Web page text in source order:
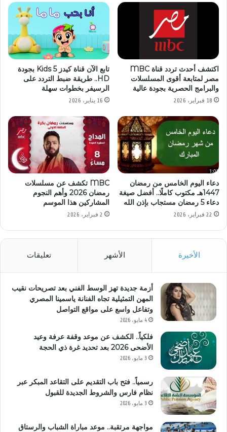
اكتشف أحدث تردد قناة MBC
مصر لمتابعة أقوى المسلسلات
والبرامج الحصرية بجودة عالية
18 فبراير، 2026
تابع الآن قناة كيدز 5 Kids بجودة
HD.. طريقة ضبط التردد على
الرسيفر بخطوات سهلة
16 يناير، 2026
دعاء اليوم الخامس من رمضان
1447هـ مكتوب كاملًا.. أفضل صيغة
دعاء 5 رمضان مستجاب بإذن الله
22 فبراير، 2026
MBC تكشف عن مسلسلات
رمضان 2026 وأهم النجوم
المشاركين هذا الموسم
2 فبراير، 2026
الأخيرة الأشهر تعليقات
أزمة جديدة تهز الوسط الفني بعد تصريحات نقيب
المهن التمثيلية تجاه الفنانة ياسمينا المصري
وتفاعل واسع على مواقع التواصل
4 مايو، 2026
فلكياً.. الكشف عن موعد وقفة عرفة وعيد
الأضحى 2026 بعد تحديد غرة ذي الحجة
3 مايو، 2026
رسمياً.. فتح باب التقديم على التقاعد المبكر عبر
نظام فارس والشروط الجديدة للقبول
3 مايو، 2026
مواجهة مرتقبة.. موعد مباراة الشباب والرستاق